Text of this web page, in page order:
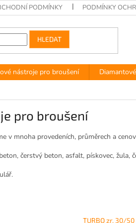
PODMÍNKY PODMÍNKY
HLEDAT
nástroje pro broušení
pro broušení
v mnoha provedeních, průměrech a
čerstvý beton, asfalt, pískovec, žula,
TURBO zr. 30/50